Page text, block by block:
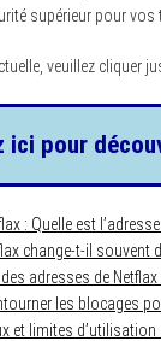
supérieur pour
veuillez cliquer
ici pour
: Quelle est
change-t-il souvent
adresses de
les blocages
et limites d’utilisation